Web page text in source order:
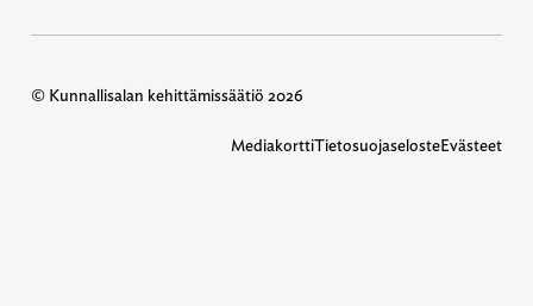
© Kunnallisalan kehittämissäätiö 2026
MediakorttiTietosuojaselosteEvästeet